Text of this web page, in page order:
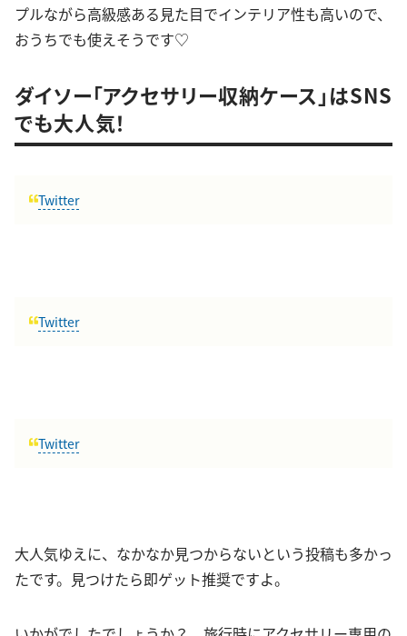
プルながら高級感ある見た目でインテリア性も高いので、
おうちでも使えそうです♡
ダイソー「アクセサリー収納ケース」はSNS
でも大人気！
Twitter
Twitter
Twitter
大人気ゆえに、なかなか見つからないという投稿も多かっ
たです。見つけたら即ゲット推奨ですよ。